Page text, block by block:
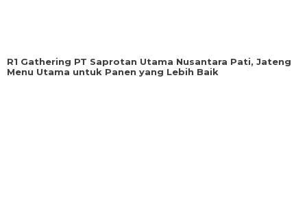
R1 Gathering PT Saprotan Utama Nusantara Pati, Jateng
Menu Utama untuk Panen yang Lebih Baik